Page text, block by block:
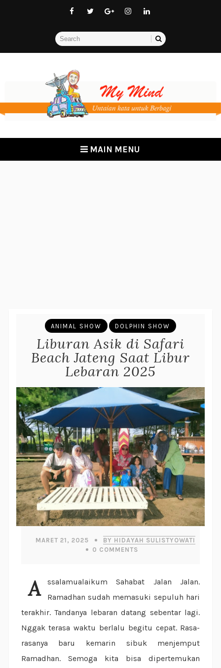
MAIN MENU
ANIMAL SHOW DOLPHIN SHOW
Liburan Asik di Safari
Beach Jateng Saat Libur
Lebaran 2025
MARET 21, 2025
BY HIDAYAH SULISTYOWATI
0 COMMENTS
Assalamualaikum Sahabat Jalan Jalan.
Ramadhan sudah memasuki sepuluh hari
terakhir. Tandanya lebaran datang sebentar lagi.
Nggak terasa waktu berlalu begitu cepat. Rasa-
rasanya baru kemarin sibuk menjemput
Ramadhan. Semoga kita bisa dipertemukan